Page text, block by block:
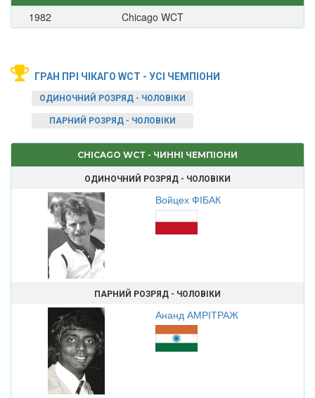
1982 Chicago WCT
ГРАН ПРІ ЧІКАГО WCT - УСІ ЧЕМПІОНИ
ОДИНОЧНИЙ РОЗРЯД - ЧОЛОВІКИ
ПАРНИЙ РОЗРЯД - ЧОЛОВІКИ
CHICAGO WCT - ЧИННІ ЧЕМПІОНИ
ОДИНОЧНИЙ РОЗРЯД - ЧОЛОВІКИ
Войцех ФІБАК
ПАРНИЙ РОЗРЯД - ЧОЛОВІКИ
Ананд АМРІТРАЖ